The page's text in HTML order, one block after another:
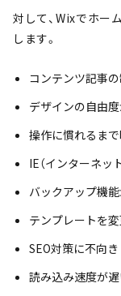
対して、Wixでホー
します。
コンテンツ記事
デザインの自由
操作に慣れるま
IE（インターネッ
バックアップ機
テンプレートを
SEO対策に不向き
読み込み速度が